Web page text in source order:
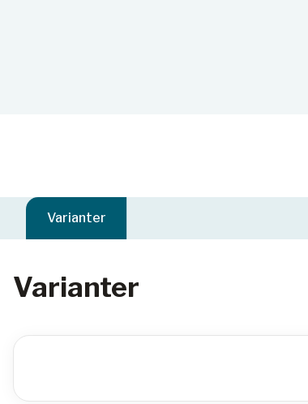
Varianter
Varianter